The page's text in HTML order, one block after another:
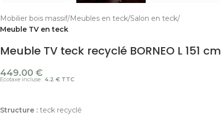
Mobilier bois massif Meubles en teck Salon en teck
Meuble TV en teck
Meuble TV teck recyclé BORNEO L 151 cm
449.00 €
Ecotaxe incluse : 4.2 € TTC
Structure : teck recyclé